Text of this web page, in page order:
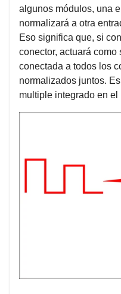
algunos módulos, una
normalizará a otra
Eso significa que, si
conector, actuará
conectada a todos los
normalizados juntos.
multiple integrado en el